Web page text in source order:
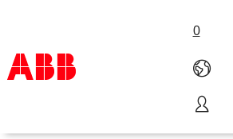
0
Produkty i rozwiązania
Styczniki 3-